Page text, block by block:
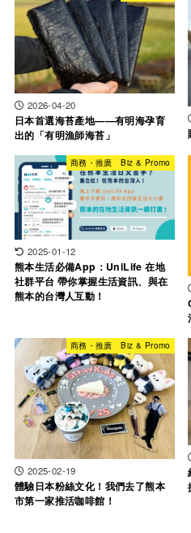
2026-04-20
日本首選海苔產地——有明海孕育
出的「有明漁師海苔」
商務・推廣 Biz & Promo
2025-01-12
熊本生活必備App：UniLife 在地
社群平台 帶你掌握生活資訊、與在
熊本的台灣人互動！
商務・推廣 Biz & Promo
2025-02-19
體驗日本粉絲文化！我們去了熊本
市第一家推活咖啡館！